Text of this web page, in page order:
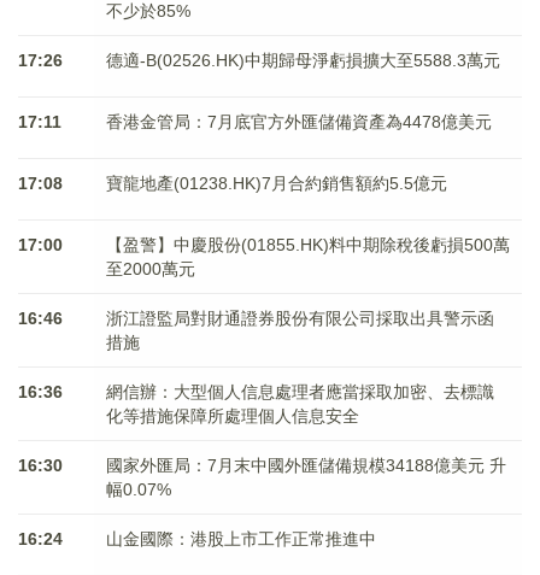
不少於85%
17:26 德適-B(02526.HK)中期歸母淨虧損擴大至5588.3萬元
17:11 香港金管局：7月底官方外匯儲備資產為4478億美元
17:08 寶龍地產(01238.HK)7月合約銷售額約5.5億元
17:00
【盈警】中慶股份(01855.HK)料中期除稅後虧損500萬
至2000萬元
16:46
浙江證監局對財通證券股份有限公司採取出具警示函
措施
16:36
網信辦：大型個人信息處理者應當採取加密、去標識
化等措施保障所處理個人信息安全
16:30
國家外匯局：7月末中國外匯儲備規模34188億美元 升
幅0.07%
16:24 山金國際：港股上市工作正常推進中